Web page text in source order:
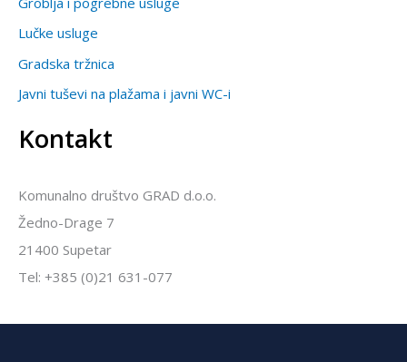
Lučke usluge
Gradska tržnica
Javni tuševi na plažama i javni WC-i
Kontakt
Komunalno društvo GRAD d.o.o.
Žedno-Drage 7
21400 Supetar
Tel: +385 (0)21 631-077